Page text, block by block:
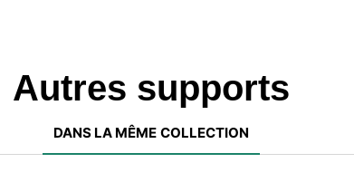
Autres supports
DANS LA MÊME COLLECTION